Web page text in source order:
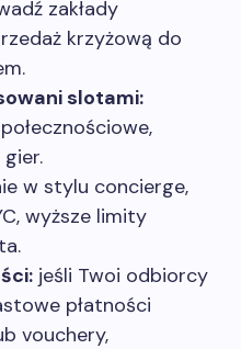
zakłady
krzyżową do
slotami:
w stylu concierge,
wyższe limity
jeśli Twoi odbiorcy
płatności
vouchery,